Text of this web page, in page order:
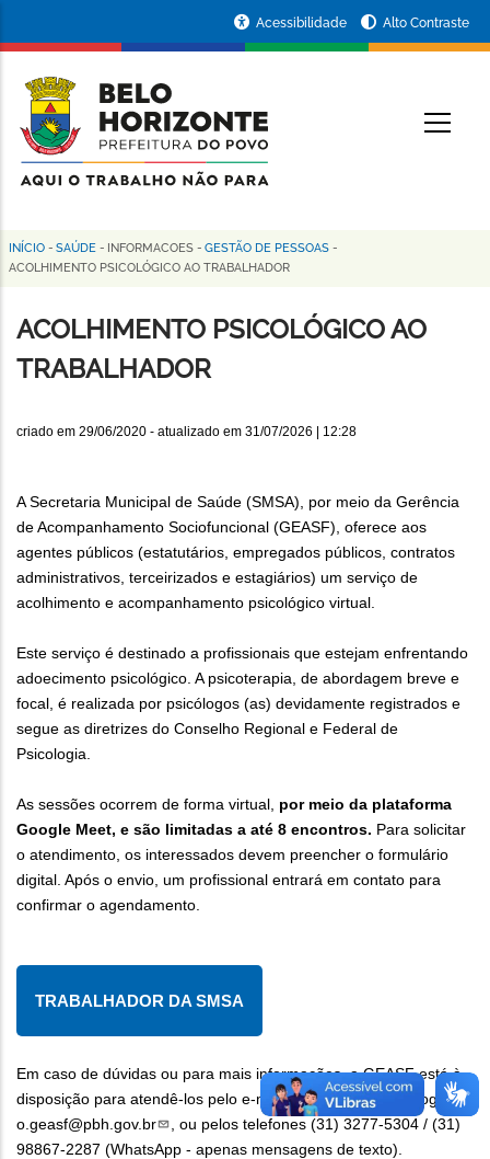
conteúdo
principal
da
Prefeitura
de
Horizonte
Acessibilidade Alto Contraste
Trilha
navegação
INÍCIO - SAÚDE - INFORMACOES - GESTÃO DE PESSOAS -
ACOLHIMENTO PSICOLÓGICO AO TRABALHADOR
ACOLHIMENTO PSICOLÓGICO AO
TRABALHADOR
criado em 29/06/2020 - atualizado em 31/07/2026 | 12:28
A Secretaria Municipal de Saúde (SMSA), por meio da Gerência
de Acompanhamento Sociofuncional (GEASF), oferece aos
agentes públicos (estatutários, empregados públicos, contratos
administrativos, terceirizados e estagiários) um serviço de
acolhimento e acompanhamento psicológico virtual.
Este serviço é destinado a profissionais que estejam enfrentando
adoecimento psicológico. A psicoterapia, de abordagem breve e
focal, é realizada por psicólogos (as) devidamente registrados e
segue as diretrizes do Conselho Regional e Federal de
Psicologia.
As sessões ocorrem de forma virtual, por meio da plataforma
Google Meet, e são limitadas a até 8 encontros. Para solicitar
o atendimento, os interessados devem preencher o formulário
digital. Após o envio, um profissional entrará em contato para
confirmar o agendamento.
TRABALHADOR DA SMSA
Em caso de dúvidas ou para mais informações, a GEASF está à
disposição para atendê-los pelo e-mail:acollhimentopsicologic
o.geasf@pbh.gov.br
, ou pelos telefones (31) 3277-5304 / (31)
98867-2287 (WhatsApp - apenas mensagens de texto).